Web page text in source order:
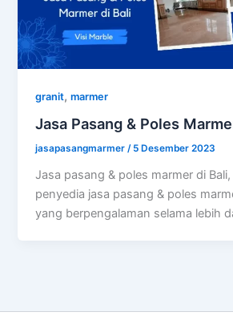
granit,marmer
Jasa Pasang & Poles
jasapasangmarmer/ 5 Desember 2023
Jasa pasang & poles marmer di
penyedia jasa pasang & poles
yang berpengalaman selama lebih